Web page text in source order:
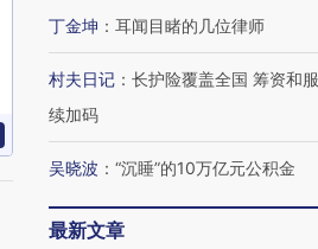
丁金坤 ： 耳闻目睹的几位律师
村夫日记 ： 长护险覆盖全国 筹资和
续加码
吴晓波 ： “沉睡”的10万亿元公积金
最新文章